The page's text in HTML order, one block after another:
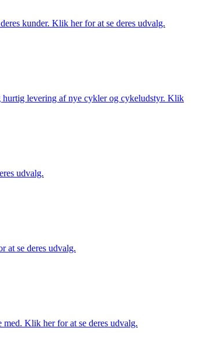
kunder. Klik her for at se deres udvalg.
hurtig levering af nye cykler og cykeludstyr. Klik
udvalg.
at se deres udvalg.
Klik her for at se deres udvalg.